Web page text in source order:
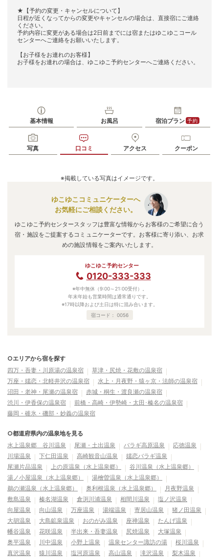
★【予約の変更・キャンセルについて】
日程が近くなってからの変更やキャンセルの場合は、直接宿にご連絡
ください。
予約内容に変更がある場合は2日前までには宿またはゆこゆこコール
センターへご連絡をお願いいたします。
【お子様をお連れのお客様】
お子様をお連れの場合は、ゆこゆこ予約センターへご連絡ください。
基本情報 お風呂 宿泊プラン 予約
写真 口コミ アクセス クーポン
※掲載している写真はイメージです。
ゆこゆこコミュニケーターへ
お気軽にご相談ください。
ゆこゆこ予約センタースタッフは豊富な情報からお客様のご希望に合う
宿・施設をご提案するコミュニケーターです。お客様に寄り添い、お求
めの施設情報をご案内いたします。
ゆこゆこ予約センター
0120-333-333
※年中無休（9:00～21:00受付）。
年末年始も営業時間は通常通りです。
※17時以降および土日は特に混み合います。
宿コード： 0056
○エリアから宿を探す
四万・吾妻・川原湯の温泉宿
草津・尻焼・花敷の温泉宿
万座・嬬恋・北軽井沢の温泉宿
水上・月夜野・猿ヶ京・法師の温泉宿
沼田・老神・尾瀬の温泉宿
赤城・桐生・渡良瀬の温泉宿
渋川・伊香保の温泉宿
前橋・高崎・伊勢崎・太田･榛名の温泉宿
藤岡・碓氷・磯部・妙義の温泉宿
○都道府県内の温泉地を見る
水上温泉郷 谷川温泉
尾瀬・土出温泉 バラギ高原温泉
応徳温泉
川場温泉
下仁田温泉 高崎観音山温泉
嬬恋バラギ温泉
尾瀬片品温泉
上の原温泉（水上温泉郷）
谷川温泉（水上温泉郷）
湯ノ小屋温泉（水上温泉郷）
湯檜曽温泉（水上温泉郷）
鵜の瀬温泉（水上温泉郷）
奥利根温泉（水上温泉郷）
月夜野温泉
敷島温泉
榛名湖温泉 倉渕川浦温泉 相間川温泉
塩ノ沢温泉
向屋温泉
向山温泉 万座温泉 湯端温泉 寄居山温泉
猪ノ田温泉
大胡温泉
大島鉱泉温泉 おのがみ温泉 座禅温泉
たんげ温泉
幡谷温泉
花咲温泉 半出来・吾妻温泉 尻焼温泉
大塚温泉
奥平温泉
川中温泉 小野上温泉 温泉センター諏訪の湯
桜川温泉
真沢温泉
猿川温泉 塩河原温泉 高山温泉 滝沢温泉 梨木温泉